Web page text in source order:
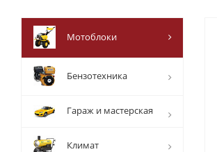
Мотоблоки
Бензотехника
Гараж и мастерская
Климат